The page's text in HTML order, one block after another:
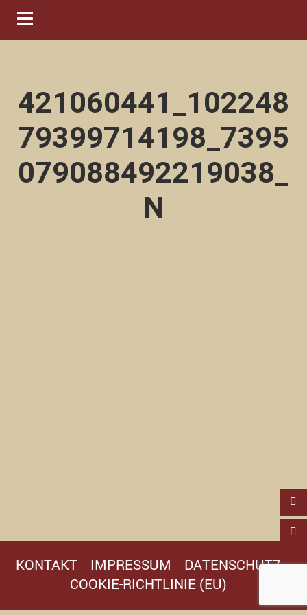
Navigation ein-/ausblenden
421060441_102248
79399714198_7395
079088492219038_
N
KONTAKT IMPRESSUM
DATENSCHUTZ
COOKIE-RICHTLINIE (EU)